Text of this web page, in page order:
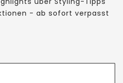
- ab sofort verpasst